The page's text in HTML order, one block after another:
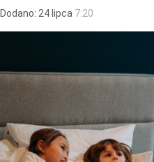
Dodano: 24 lipca 7:20